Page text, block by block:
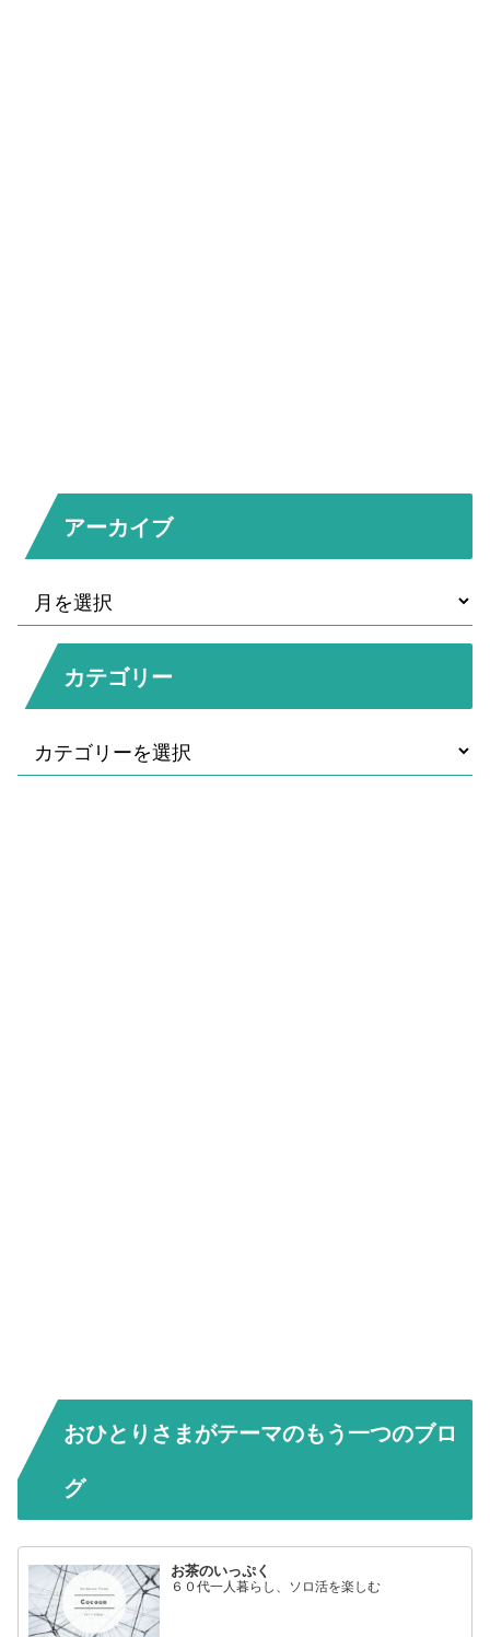
アーカイブ
カテゴリー
おひとりさまがテーマのもう一つのブロ
グ
お茶のいっぷく
６０代一人暮らし、ソロ活を楽しむ